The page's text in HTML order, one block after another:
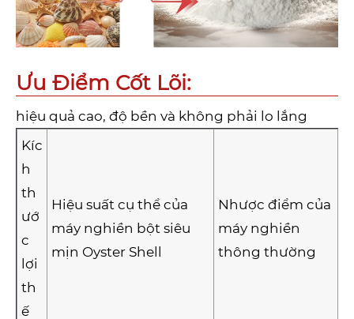
Ưu Điểm Cốt Lõi:
hiệu quả cao, độ bền và không phải lo lắng
Kíc
h
th
ướ
c
lợi
th
ế
Hiệu suất cụ thể của
máy nghiền bột siêu
mịn Oyster Shell
Nhược điểm của
máy nghiền
thông thường